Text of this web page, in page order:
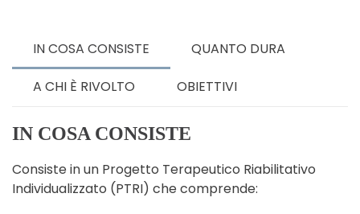
IN COSA CONSISTE QUANTO DURA
A CHI È RIVOLTO OBIETTIVI
IN COSA CONSISTE
Consiste in un Progetto Terapeutico Riabilitativo
Individualizzato (PTRI) che comprende: